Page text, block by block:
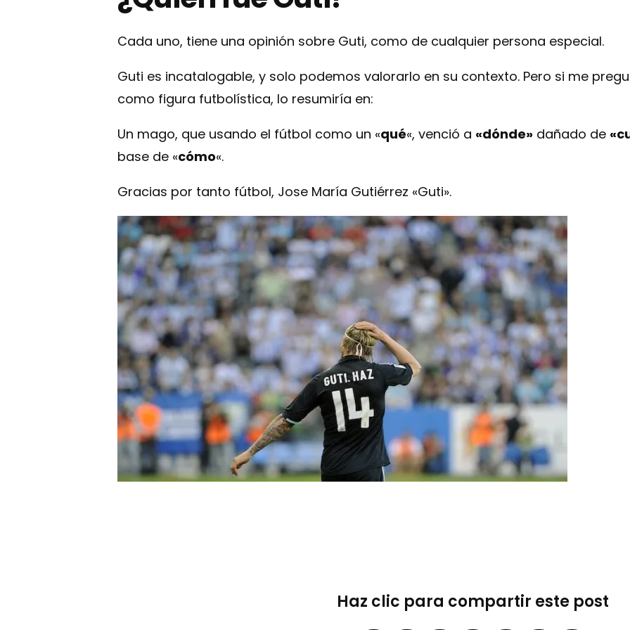
Cada uno, tiene una opinión sobre Guti, como de cualquier persona especial.
Guti es incatalogable, y solo podemos valorarlo en su contexto. Pero si me
como figura futbolística, lo resumiría en:
Un mago, que usando el fútbol como un «qué«, venció a «dónde» dañado de
base de «cómo«.
Gracias por tanto fútbol, Jose María Gutiérrez «Guti».
Haz clic para compartir este post